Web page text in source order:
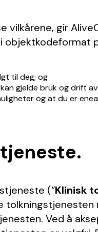
vilkårene, gir
objektkodeformat
til deg; og
gjelde bruk og drift
og at du er
(“Klinisk
Ved å